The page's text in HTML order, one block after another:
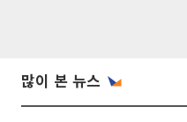
많이 본 뉴스